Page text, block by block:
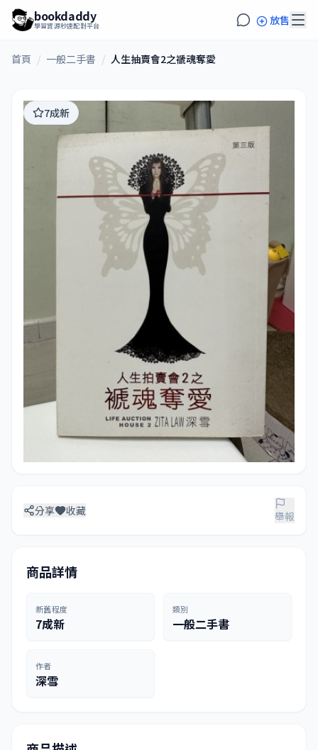
bookdaddy
學習資源秒速配對平台 放售
首頁 / 一般二手書 / 人生抽賣會2之禠魂奪愛
7成新
分享 收藏 舉報
商品詳情
新舊程度
7成新
類別
一般二手書
作者
深雪